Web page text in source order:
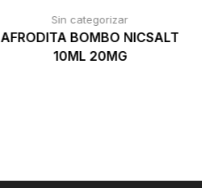
Sin categorizar
AFRODITA BOMBO NICSALT
10ML 20MG